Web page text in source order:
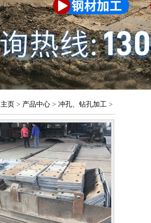
主页 > 产品中心> 冲孔、钻孔加工>